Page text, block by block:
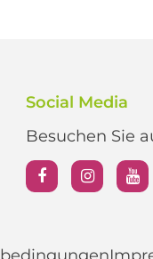
Social Media
Besuchen Sie